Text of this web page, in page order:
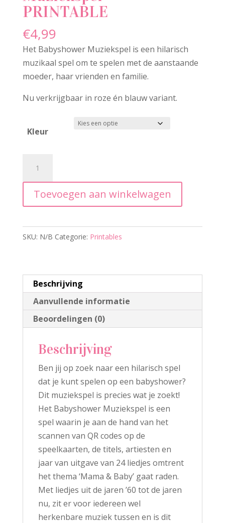
PRINTABLE
€4,99
Het Babyshower Muziekspel is een hilarisch
muzikaal spel om te spelen met de aanstaande
moeder, haar vrienden en familie.
Nu verkrijgbaar in roze én blauw variant.
Kleur
Babyshower
Muziekspel
aantal
Toevoegen aan winkelwagen
e
n
a
v
e
:
SKU: N/B Categorie: Printables
Beschrijving
Aanvullende informatie
Beoordelingen (0)
Beschrijving
Ben jij op zoek naar een hilarisch spel
dat je kunt spelen op een babyshower?
Dit muziekspel is precies wat je zoekt!
Het Babyshower Muziekspel is een
spel waarin je aan de hand van het
scannen van QR codes op de
speelkaarten, de titels, artiesten en
jaar van uitgave van 24 liedjes omtrent
het thema ‘Mama & Baby’ gaat raden.
Met liedjes uit de jaren ’60 tot de jaren
nu, zit er voor iedereen wel
herkenbare muziek tussen en is dit